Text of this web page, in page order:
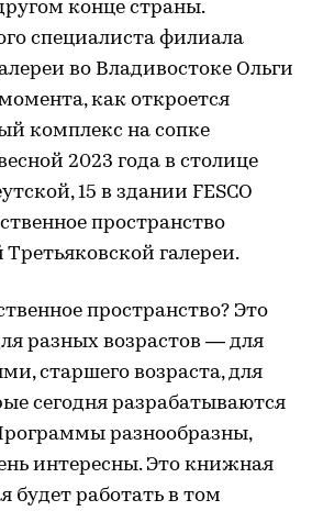
конце страны.
специалиста филиала
во Владивостоке Ольги
как откроется
комплекс на сопке
2023 года в столице
15 в здании FESCO
пространство
Третьяковской галереи.
пространство? Это
разных возрастов — для
старшего возраста, для
сегодня разрабатываются
разнообразны,
интересны. Это книжная
будет работать в том